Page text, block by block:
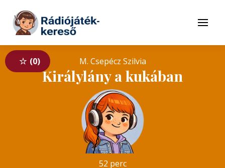
Tovább a tartalomhoz
Menü
0 M. Csepécz Szilvia
Királylány a kukában
52 perc